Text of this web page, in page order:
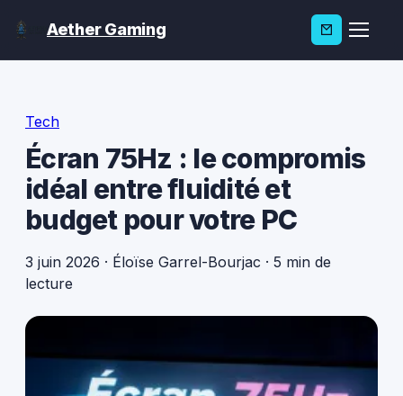
Aether Gaming
Tech
Écran 75Hz : le compromis
idéal entre fluidité et
budget pour votre PC
3 juin 2026 · Éloïse Garrel-Bourjac · 5 min de
lecture